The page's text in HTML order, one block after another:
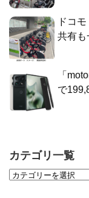
ドコ
共有も
「
で
カテゴリ一覧